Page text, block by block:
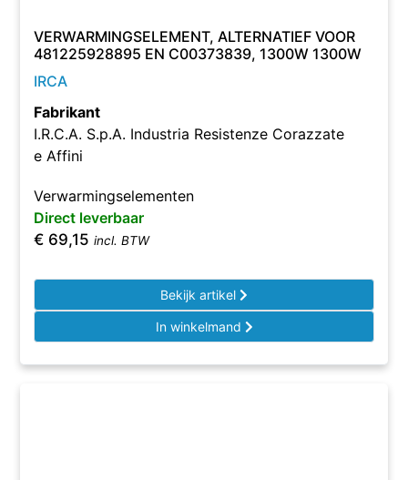
VERWARMINGSELEMENT, ALTERNATIEF VOOR
481225928895 EN C00373839, 1300W 1300W
IRCA
Fabrikant
I.R.C.A. S.p.A. Industria Resistenze Corazzate
e Affini
Verwarmingselementen
Direct leverbaar
€ 69,15 incl. BTW
Bekijk artikel
In winkelmand